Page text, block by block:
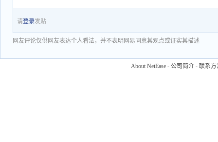
请登录发贴
网友评论仅供网友表达个人看法，并不表明网易同意其观点或证实其描述
About NetEase - 公司简介 - 联系方